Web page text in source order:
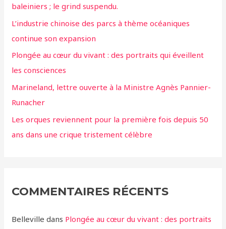
baleiniers ; le grind suspendu.
L’industrie chinoise des parcs à thème océaniques
continue son expansion
Plongée au cœur du vivant : des portraits qui éveillent
les consciences
Marineland, lettre ouverte à la Ministre Agnès Pannier-
Runacher
Les orques reviennent pour la première fois depuis 50
ans dans une crique tristement célèbre
COMMENTAIRES RÉCENTS
Belleville dans Plongée au cœur du vivant : des portraits